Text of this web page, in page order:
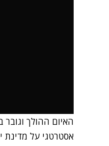
האיום ההולך וגובר
אסטרטגי על מדינת